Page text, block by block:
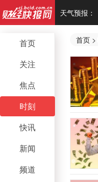
天气预报：
首页
关注
焦点
时刻
快讯
新闻
频道
首页 >